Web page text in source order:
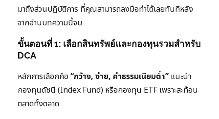
มาถึงส่วนปฏิบัติการ ที่คุณสามารถลงมือทำได้เลยทันทีหลัง
จากอ่านบทความนี้จบ
ขั้นตอนที่ 1: เลือกสินทรัพย์และกองทุนรวมสำหรับ
DCA
หลักการเลือกคือ “กว้าง, ง่าย, ค่าธรรมเนียมต่ำ” แนะนำ
กองทุนดัชนี (Index Fund) หรือกองทุน ETF เพราะสะท้อน
ตลาดทั้งตลาด